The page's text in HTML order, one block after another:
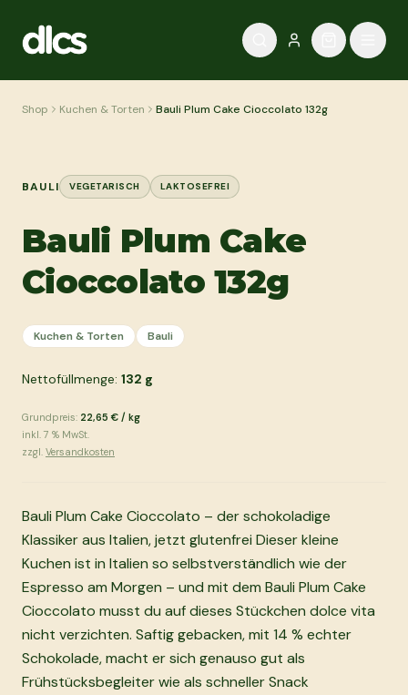
Shop Kuchen & Torten Bauli Plum Cake Cioccolato 132g
BAULI VEGETARISCH LAKTOSEFREI
Bauli Plum Cake
Cioccolato 132g
Kuchen & Torten Bauli
Nettofüllmenge: 132 g
Grundpreis: 22,65 € / kg
inkl. 7 % MwSt.
zzgl. Versandkosten
Bauli Plum Cake Cioccolato – der schokoladige
Klassiker aus Italien, jetzt glutenfrei Dieser kleine
Kuchen ist in Italien so selbstverständlich wie der
Espresso am Morgen – und mit dem Bauli Plum Cake
Cioccolato musst du auf dieses Stückchen dolce vita
nicht verzichten. Saftig gebacken, mit 14 % echter
Schokolade, macht er sich genauso gut als
Frühstücksbegleiter wie als schneller Snack